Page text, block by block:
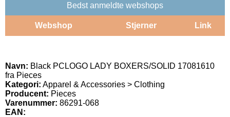
Bedst anmeldte webshops
Webshop Stjerner Link
Navn: Black PCLOGO LADY BOXERS/SOLID 17081610
fra Pieces
Kategori: Apparel & Accessories > Clothing
Producent: Pieces
Varenummer: 86291-068
EAN: